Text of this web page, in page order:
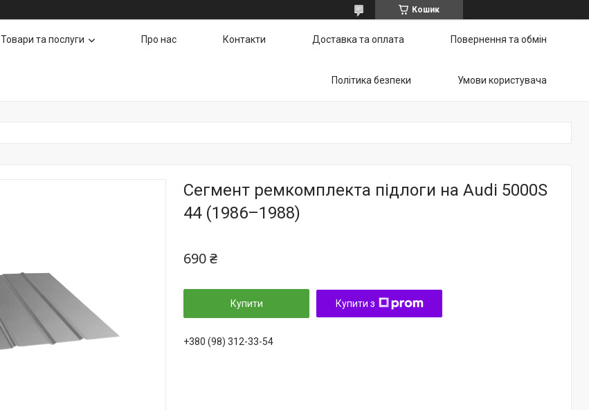
Кошик
Товари та послуги Про нас Контакти Доставка та оплата Повернення та обмін
Політика безпеки Умови користувача
Сегмент ремкомплекта підлоги на Audi 5000S
44 (1986–1988)
690 ₴
Купити Купити з
+380 (98) 312-33-54